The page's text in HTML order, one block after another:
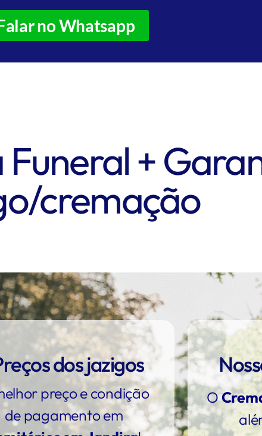
no Whatsapp
Funeral +
cremação
dos jazigos
preço e condição
de pagamento em
O